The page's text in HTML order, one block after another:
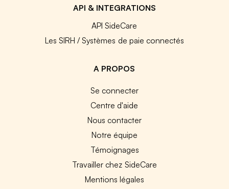
API & INTEGRATIONS
API SideCare
Les SIRH / Systèmes de paie connectés
A PROPOS
Se connecter
Centre d'aide
Nous contacter
Notre équipe
Témoignages
Travailler chez SideCare
Mentions légales